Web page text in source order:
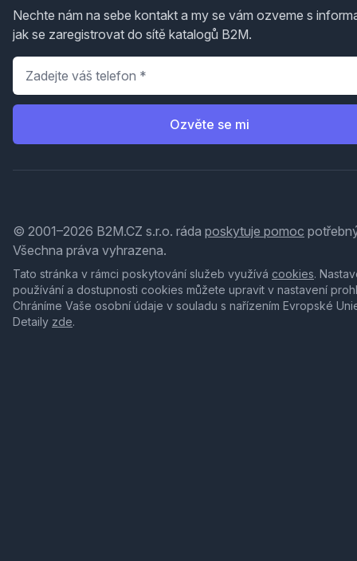
Nechte nám na sebe kontakt a my se vám ozveme s
jak se zaregistrovat do sítě katalogů B2M.
Telefon
Ozvěte se mi
© 2001–2026 B2M.CZ s.r.o. ráda poskytuje pomoc
Všechna práva vyhrazena.
Tato stránka v rámci poskytování služeb využívá cookies.
používání a dostupnosti cookies můžete upravit v nastavení
Chráníme Vaše osobní údaje v souladu s nařízením Evropské
Detaily zde.